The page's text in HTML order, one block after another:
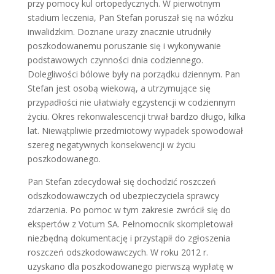
przy pomocy kul ortopedycznych. W pierwotnym
stadium leczenia, Pan Stefan poruszał się na wózku
inwalidzkim. Doznane urazy znacznie utrudniły
poszkodowanemu poruszanie się i wykonywanie
podstawowych czynności dnia codziennego.
Dolegliwości bólowe były na porządku dziennym. Pan
Stefan jest osobą wiekową, a utrzymujące się
przypadłości nie ułatwiały egzystencji w codziennym
życiu. Okres rekonwalescencji trwał bardzo długo, kilka
lat. Niewątpliwie przedmiotowy wypadek spowodował
szereg negatywnych konsekwencji w życiu
poszkodowanego.
Pan Stefan zdecydował się dochodzić roszczeń
odszkodowawczych od ubezpieczyciela sprawcy
zdarzenia. Po pomoc w tym zakresie zwrócił się do
ekspertów z Votum SA. Pełnomocnik skompletował
niezbędną dokumentację i przystąpił do zgłoszenia
roszczeń odszkodowawczych. W roku 2012 r.
uzyskano dla poszkodowanego pierwszą wypłatę w